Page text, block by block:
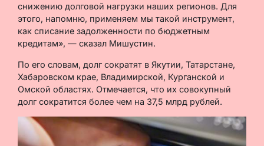
снижению долговой нагрузки наших регионов. Для
этого, напомню, применяем мы такой инструмент,
как списание задолженности по бюджетным
кредитам», — сказал Мишустин.
По его словам, долг сократят в Якутии, Татарстане,
Хабаровском крае, Владимирской, Курганской и
Омской областях. Отмечается, что их совокупный
долг сократится более чем на 37,5 млрд рублей.